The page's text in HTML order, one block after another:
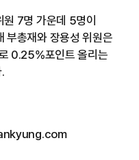
7명 가운데 5명이
부총재와 장용성 위원은
0.25%포인트 올리는